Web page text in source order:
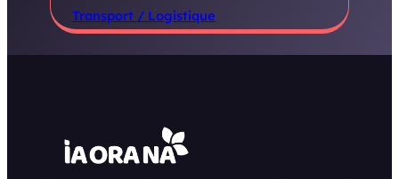
Transport / Logistique